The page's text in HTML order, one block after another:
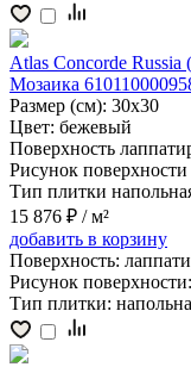
Atlas Concorde Russia
Мозаика
Размер (см): 30x30
Цвет: бежевый
Поверхность
Рисунок поверхности
Тип плитки
15 876 ₽ / м²
добавить в корзину
Поверхность:
Рисунок поверхности:
Тип плитки: